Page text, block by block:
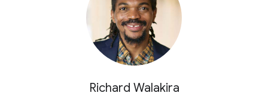
Richard Walakira